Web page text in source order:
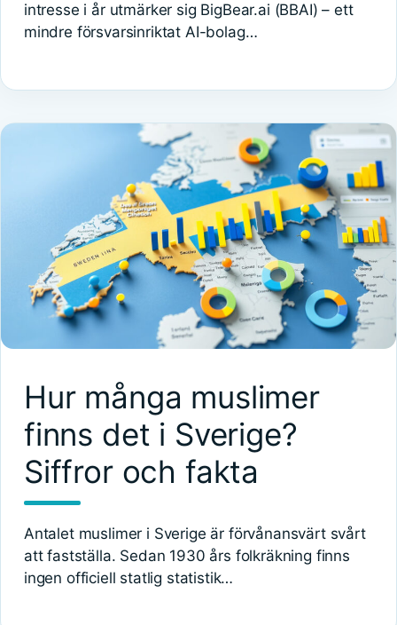
intresse i år utmärker sig BigBear.ai (BBAI) – ett
mindre försvarsinriktat AI-bolag…
Hur många muslimer
finns det i Sverige?
Siffror och fakta
Antalet muslimer i Sverige är förvånansvärt svårt
att fastställa. Sedan 1930 års folkräkning finns
ingen officiell statlig statistik…